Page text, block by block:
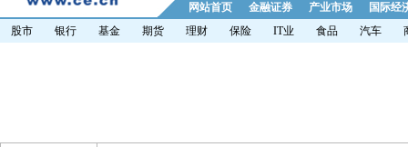
网站首页
金融证券 产业市场
国际经
股市
银行 基金 期货 理财 保险 IT业 食品 汽车